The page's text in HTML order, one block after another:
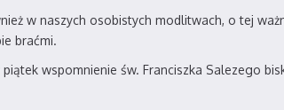
w naszych osobistych modlitwach, o tej
braćmi.
wspomnienie św. Franciszka Salezego